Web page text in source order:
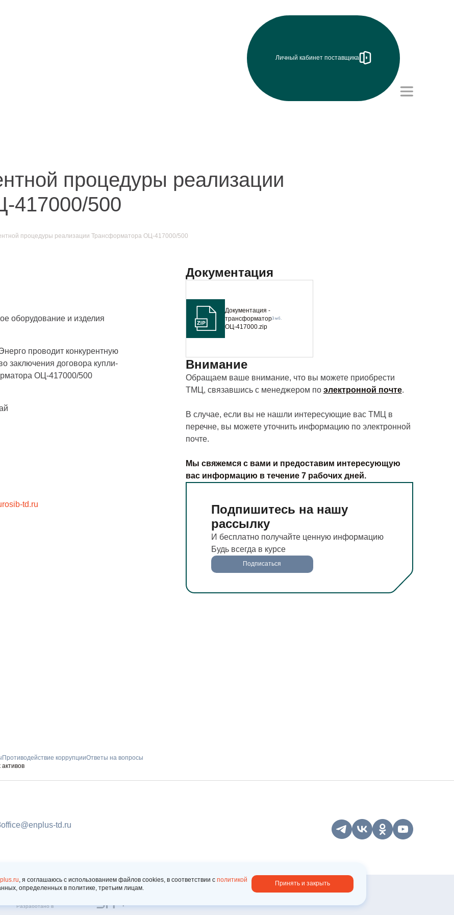
Личный кабинет поставщика
процедуры реализации
417000/500
процедуры реализации Трансформатора ОЦ-417000/500
оборудование и изделия
проводит конкурентную
заключения договора купли-
ОЦ-417000/500
td.ru
Документация
Документация -
трансформатор
ОЦ-417000.zip
3 мб.
Внимание
Обращаем ваше внимание, что вы можете приобрести
ТМЦ, связавшись с менеджером по электронной почте.
В случае, если вы не нашли интересующие вас ТМЦ в
перечне, вы можете уточнить информацию по электронной
почте.
Мы свяжемся с вами и предоставим интересующую
вас информацию в течение 7 рабочих дней.
Подпишитесь на нашу
рассылку
И бесплатно получайте ценную информацию
Будь всегда в курсе
Подписаться
Противодействие коррупцииОтветы на вопросы
office@enplus-td.ru
© 2025Политика обработки персональных данных
Разработано в
, я соглашаюсь c использованием файлов cookies, в соответствии c политикой
определенных в политике, третьим лицам.
Принять и закрыть